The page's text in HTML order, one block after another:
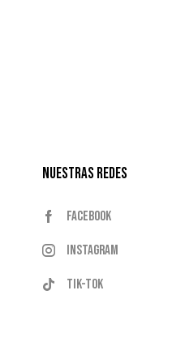
Nuestras Redes
Facebook
Instagram
Tik-tok